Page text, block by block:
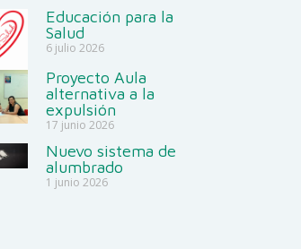
Educación para la
Salud
6 julio 2026
Proyecto Aula
alternativa a la
expulsión
17 junio 2026
Nuevo sistema de
alumbrado
1 junio 2026